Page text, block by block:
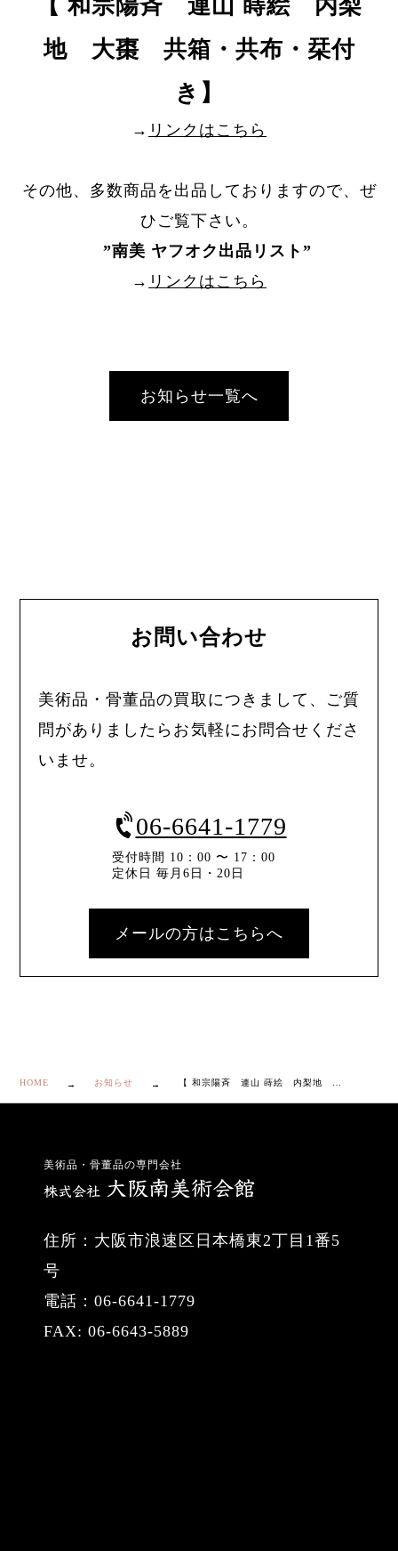
【 和宗陽斉 連山 蒔絵 内梨
地 大棗 共箱・共布・栞付
き】
→ リンクはこちら
その他、多数商品を出品しておりますので、ぜ
ひご覧下さい。
”南美 ヤフオク出品リスト ”
→ リンクはこちら
お知らせ一覧へ
お問い合わせ
美術品・骨董品の買取につきまして、ご質
問がありましたらお気軽にお問合せくださ
いませ。
06-6641-1779
受付時間 10：00 〜 17：00
定休日 毎月6日・20日
メールの方はこちらへ
HOME お知らせ
美術品・骨董品の専門会社
住所：大阪市浪速区日本橋東2丁目1番5
号
電話：06-6641-1779
FAX: 06-6643-5889